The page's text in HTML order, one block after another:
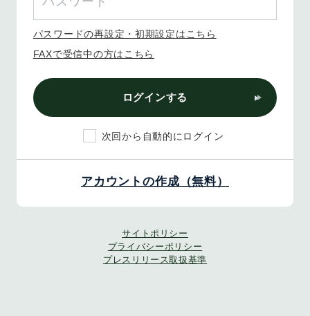
パスワードの再設定・初期設定はこちら
FAXで受信中の方はこちら
ログインする
次回から自動的にログイン
アカウントの作成（無料）
サイトポリシー
プライバシーポリシー
プレスリリース取扱基準